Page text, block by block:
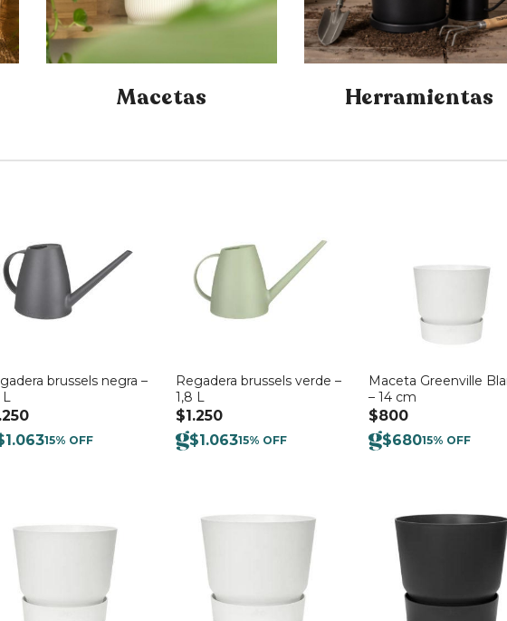
Macetas Herramientas
brussels negra –
L
1.06315% OFF
Regadera brussels verde –
1,8 L
$1.250
$1.06315% OFF
Maceta Greenville
– 14 cm
$800
$68015% OFF